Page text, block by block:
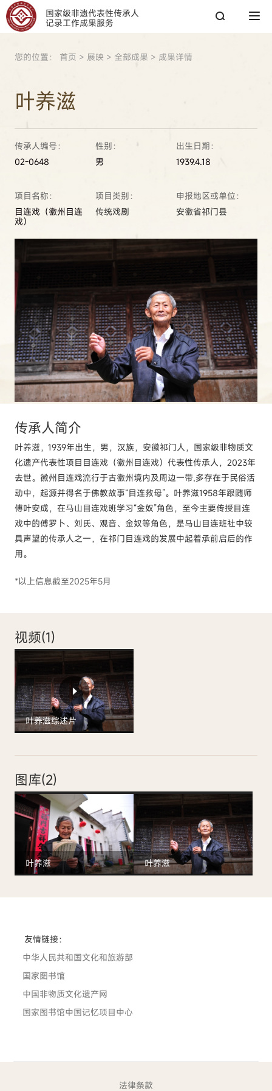
国家级非遗代表性传承人
记录工作成果服务
您的位置： 首页 > 展映 > 全部成果 > 成果详情
叶养滋
传承人编号：
02-0648
性别：
男
出生日期：
1939.4.18
项目名称：
目连戏（徽州目连
戏）
项目类别：
传统戏剧
申报地区或单位：
安徽省祁门县
传承人简介
叶养滋，1939年出生，男，汉族，安徽祁门人，国家级非物质文
化遗产代表性项目目连戏（徽州目连戏）代表性传承人，2023年
去世。徽州目连戏流行于古徽州境内及周边一带,多存在于民俗活
动中，起源并得名于佛教故事“目连救母”。叶养滋1958年跟随师
傅叶安成，在马山目连戏班学习“金奴”角色，至今主要传授目连
戏中的傅罗卜、刘氏、观音、金奴等角色，是马山目连班社中较
具声望的传承人之一，在祁门目连戏的发展中起着承前启后的作
用。
*以上信息截至2025年5月
视频(1)
叶养滋综述片
图库(2)
叶养滋 叶养滋
热搜关键词： 国家图书馆 非遗工作
友情链接：
中华人民共和国文化和旅游部
国家图书馆
中国非物质文化遗产网
国家图书馆中国记忆项目中心
法律条款